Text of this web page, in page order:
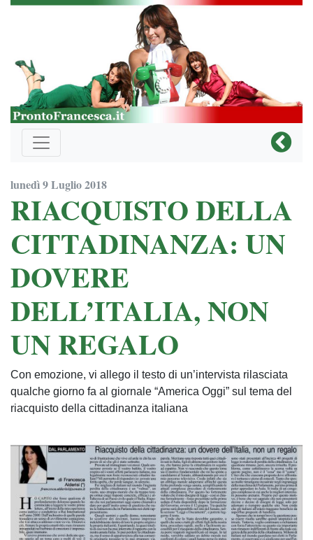
lunedì 9 Luglio 2018
RIACQUISTO DELLA
CITTADINANZA: UN
DOVERE
DELL’ITALIA, NON
UN REGALO
Con emozione, vi allego il testo di un’intervista rilasciata
qualche giorno fa al giornale “America Oggi” sul tema del
riacquisto della cittadinanza italiana